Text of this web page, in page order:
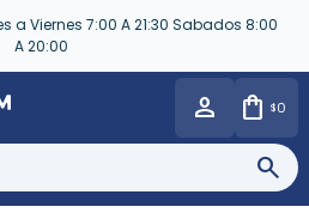
a Viernes 7:00 A 21:30 Sabados 8:00
A 20:00
$0